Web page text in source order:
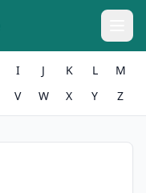
I J K L
M
V W X Y Z